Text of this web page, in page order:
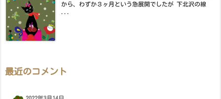
から、わずか３ヶ月という急展開でしたが 下北沢の線
最近のコメント
2022年3月14日